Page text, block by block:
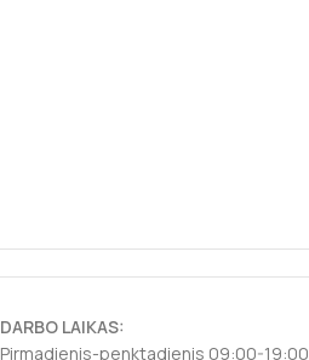
DARBO LAIKAS:
Pirmadienis-penktadienis 09:00-19:00.